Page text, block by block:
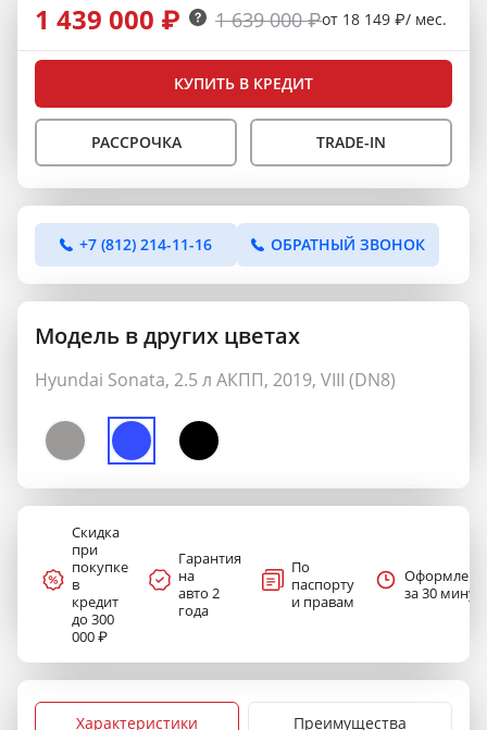
1 439 000 ₽ 1 639 000 ₽от 18 149 ₽/ мес.
КУПИТЬ В КРЕДИТ
РАССРОЧКА TRADE-IN
+7 (812) 214-11-16 ОБРАТНЫЙ ЗВОНОК
Модель в других цветах
Hyundai Sonata, 2.5 л АКПП, 2019, VIII (DN8)
Скидка
при
покупке
в
кредит
до 300
000 ₽
Гарантия
на
авто 2
года
По
паспорту
и правам
за 30 минут
Характеристики Преимущества